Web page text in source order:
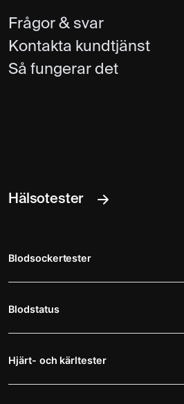
Frågor & svar
Kontakta kundtjänst
Så fungerar det
Hälsotester
Blodsockertester
Blodstatus
Hjärt- och kärltester